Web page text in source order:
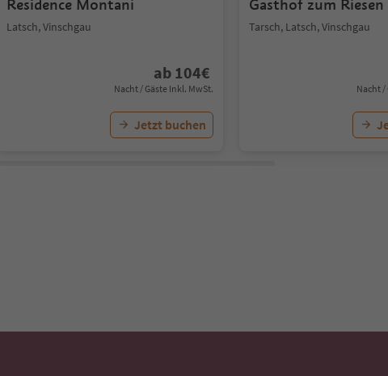
Residence Montani
Latsch, Vinschgau
ab 104€
Nacht / Gäste Inkl. MwSt.
Jetzt buchen
Gasthof zum Riesen
Tarsch, Latsch, Vinschgau
Nacht /